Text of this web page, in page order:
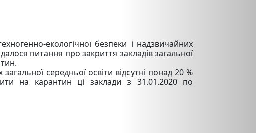
екологічної безпеки і надзвичайних
питання про закриття закладів загальної
середньої освіти відсутні понад 20 %
на карантин ці заклади з 31.01.2020по